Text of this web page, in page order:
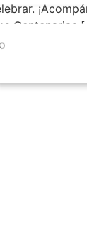
Centenarias